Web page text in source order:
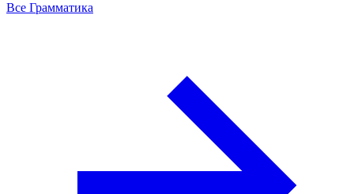
Все Грамматика